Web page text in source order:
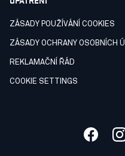
ZÁSADY POUŽÍVÁNÍ COOKIES
ZÁSADY OCHRANY OSOBNÍCH
REKLAMAČNÍ ŘÁD
COOKIE SETTINGS